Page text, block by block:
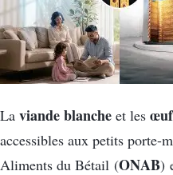
La viande blanche et les
accessibles aux petits porte-
Aliments du Bétail (ONAB)